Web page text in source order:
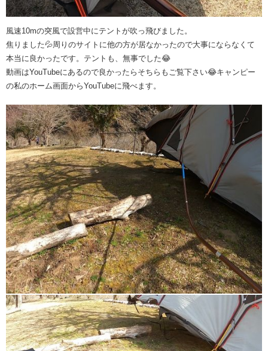
風速10mの突風で設営中にテントが吹っ飛びました。
焦りました💦周りのサイトに他の方が居なかったので大事にならなくて
本当に良かったです。テントも、無事でした😂
動画はYouTubeにあるので良かったらそちらもご覧下さい😂キャンピー
の私のホーム画面からYouTubeに飛べます。